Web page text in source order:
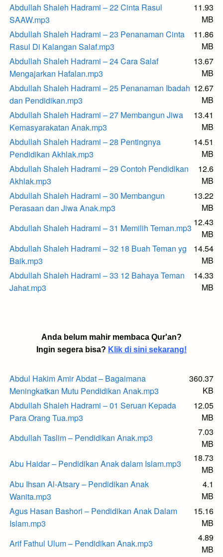
Abdullah Shaleh Hadrami – 22 Cinta Rasul
SAAW.mp3
11.93
MB
Abdullah Shaleh Hadrami – 23 Penanaman Cinta
Rasul Di Kalangan Salaf.mp3
11.86
MB
Abdullah Shaleh Hadrami – 24 Cara Salaf
Mengajarkan Hafalan.mp3
13.67
MB
Abdullah Shaleh Hadrami – 25 Penanaman Ibadah
dan Pendidikan.mp3
12.67
MB
Abdullah Shaleh Hadrami – 27 Membangun Jiwa
Kemasyarakatan Anak.mp3
13.41
MB
Abdullah Shaleh Hadrami – 28 Pentingnya
Pendidikan Akhlak.mp3
14.51
MB
Abdullah Shaleh Hadrami – 29 Contoh Pendidikan
Akhlak.mp3
12.6
MB
Abdullah Shaleh Hadrami – 30 Membangun
Perasaan dan Jiwa Anak.mp3
13.22
MB
Abdullah Shaleh Hadrami – 31 Memilih Teman.mp3
12.43
MB
Abdullah Shaleh Hadrami – 32 18 Buah Teman yg
Baik.mp3
14.54
MB
Abdullah Shaleh Hadrami – 33 12 Bahaya Teman
Jahat.mp3
14.33
MB
Anda belum mahir membaca Qur'an?
Ingin segera bisa? Klik di sini sekarang!
Abdul Hakim Amir Abdat – Bagaimana
Meningkatkan Mutu Pendidikan Anak.mp3
360.37
KB
Abdullah Shaleh Hadrami – 01 Seruan Kepada
Para Orang Tua.mp3
12.05
MB
Abdullah Taslim – Pendidikan Anak.mp3
7.03
MB
Abu Haidar – Pendidikan Anak dalam Islam.mp3
18.73
MB
Abu Ihsan Al-Atsary – Pendidikan Anak
Wanita.mp3
4.1
MB
Agus Hasan Bashori – Pendidikan Anak Dalam
Islam.mp3
15.16
MB
Arif Fathul Ulum – Pendidikan Anak.mp3
4.89
MB